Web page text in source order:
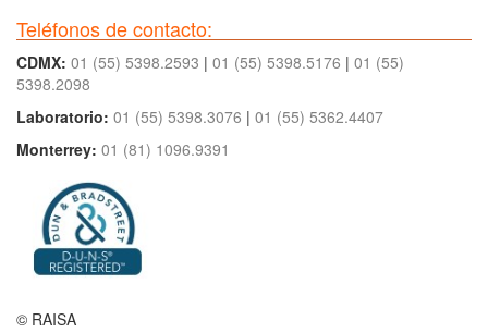
Teléfonos de contacto:
CDMX: 01 (55) 5398.2593 | 01 (55) 5398.5176 | 01 (55)
5398.2098
Laboratorio: 01 (55) 5398.3076 | 01 (55) 5362.4407
Monterrey: 01 (81) 1096.9391
© RAISA